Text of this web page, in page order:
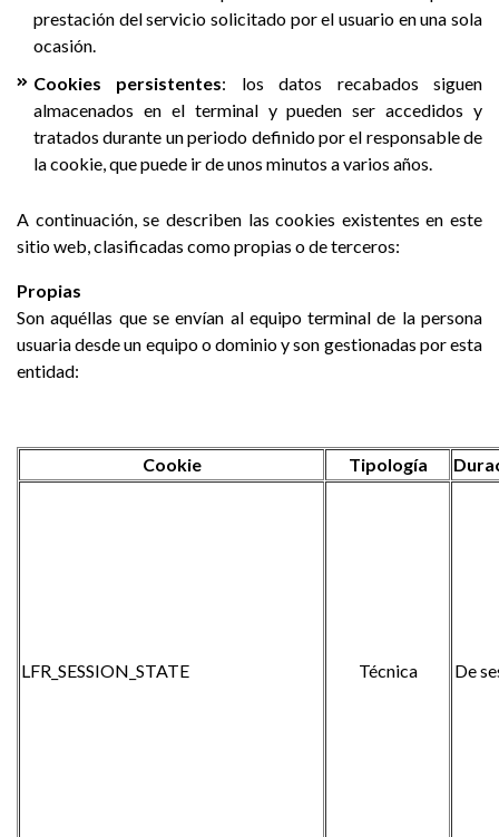
prestación del servicio solicitado por el usuario en una sola
ocasión.
Cookies persistentes: los datos recabados siguen
almacenados en el terminal y pueden ser accedidos y
tratados durante un periodo definido por el responsable de
la cookie, que puede ir de unos minutos a varios años.
A continuación, se describen las cookies existentes en este
sitio web, clasificadas como propias o de terceros:
Propias
Son aquéllas que se envían al equipo terminal de la persona
usuaria desde un equipo o dominio y son gestionadas por esta
entidad:
Cookie Tipología
LFR_SESSION_STATE Técnica De